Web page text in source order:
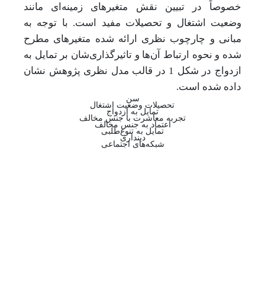
خصوصاً در تبیین نقش متغیرهای زمینه‌ای مانند
وضعیت اشتغال و تحصیلات مفید است. با توجه به
مبانی و چارچوب نظری ارائه شده متغیرهای مطرح
شده و نحوه ارتباط آن‌ها و تاثیرگذاری‌شان بر تمایل به
ازدواج در شکل 1 در قالب مدل نظری پژوهش نشان
داده شده است.
سن
تحصیلات وضعیت اشتغال
تمایل به ازدواج
تجربه معاشرت با جنس مخالف
اعتماد به جنس مخالف
تمایل به تنوع‌طلبی
دینداری
شبکه‌های اجتماعی